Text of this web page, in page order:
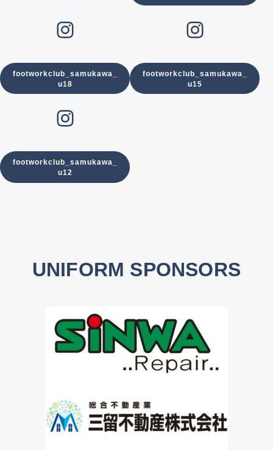
Instagram
footworkclub_samukawa_
u18
Instagram
footworkclub_samukawa_
u15
Instagram
footworkclub_samukawa_
u12
UNIFORM SPONSORS